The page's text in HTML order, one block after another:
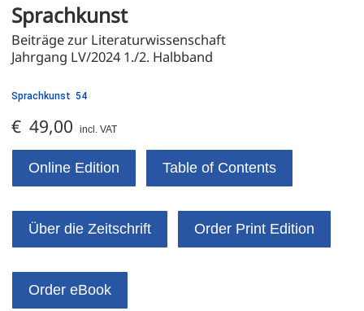
Sprachkunst
Beiträge zur Literaturwissenschaft
Jahrgang LV/2024 1./2. Halbband
Sprachkunst 54
€ 49,00 incl. VAT
Online Edition Table of Contents
Über die Zeitschrift Order Print Edition
Order eBook